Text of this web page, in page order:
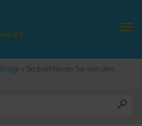
» So profitieren Sie von den